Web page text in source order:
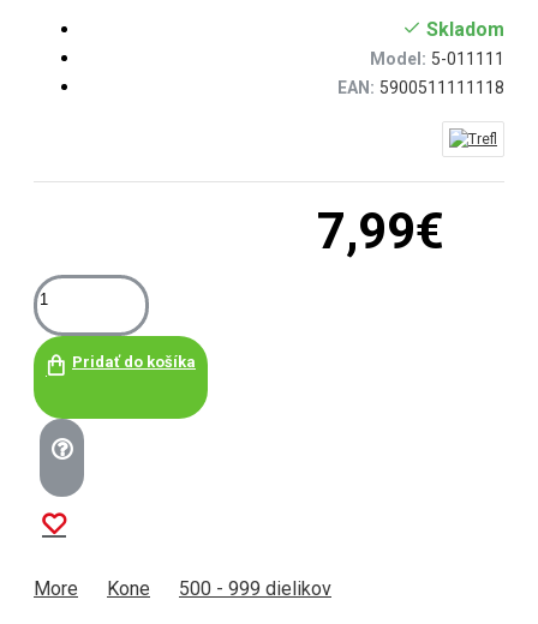
7,99€
Skladom
Model: 5-011111
EAN: 5900511111118
Pridať do košíka
More Kone 500 - 999 dielikov